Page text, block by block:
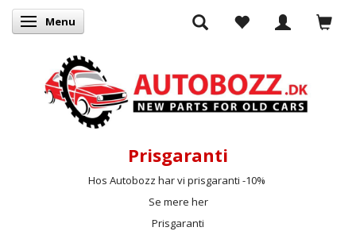
Skifte navigation
Menu
Prisgaranti
Hos Autobozz har vi prisgaranti -10%
Se mere her
Prisgaranti